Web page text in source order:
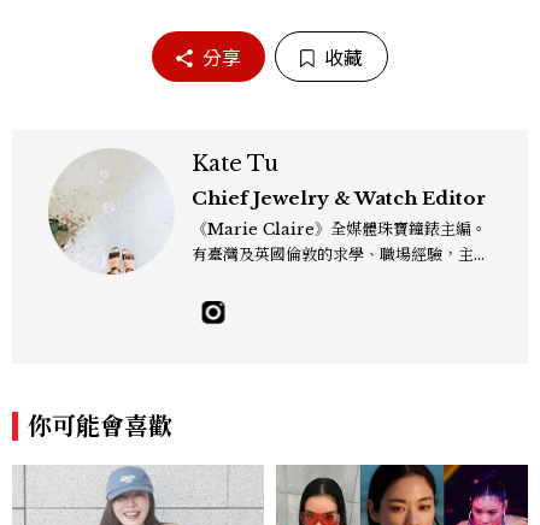
分享 收藏
Kate Tu
Chief Jewelry & Watch Editor
《Marie Claire》全媒體珠寶鐘錶主編。
有臺灣及英國倫敦的求學、職場經驗，主修
佳人》編輯工作內容，包括錶展等國際活動
採訪、珠寶市場動態等專題，及視覺拍攝執
你可能會喜歡